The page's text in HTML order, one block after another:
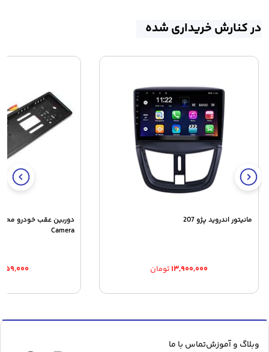
در کنارش خریداری شده
مانیتور اندروید پژو 207
۱۳,۹۰۰,۰۰۰تومان
Camera
وبلاگ و آموزشتماس با ما